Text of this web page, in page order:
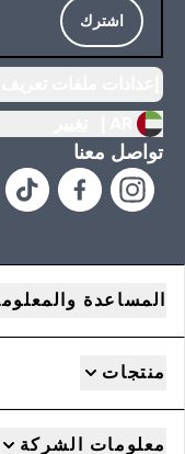
اشترك
تواصل معنا
المساعدة
منتجات
معلومات الشركة